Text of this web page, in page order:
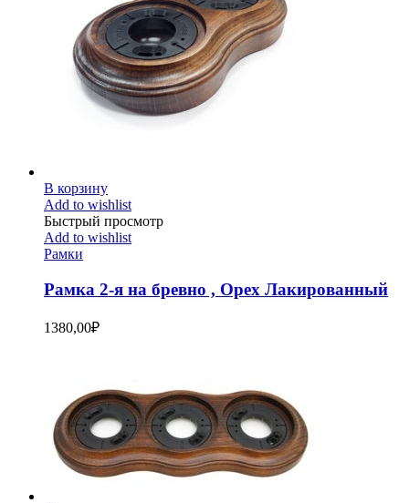
В корзину
Add to wishlist
Быстрый просмотр
Add to wishlist
Рамки
Рамка 2-я на бревно , Орех Лакированный
1380,00₽